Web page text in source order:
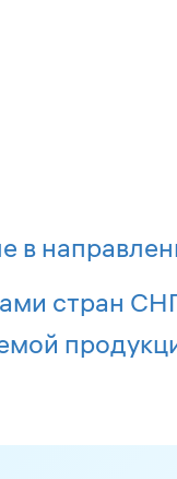
в
стран